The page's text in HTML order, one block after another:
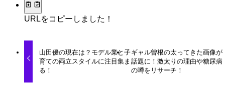
URLをコピーしました！
山田優の現在は？モデル業と子
育ての両立スタイルに注目集ま
る！
ギャル曽根の太ってきた画像が
話題に！激太りの理由や糖尿病
の噂をリサーチ！